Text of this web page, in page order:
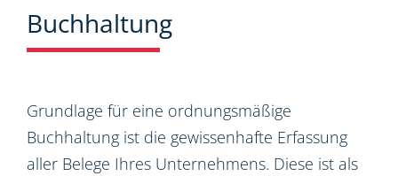
Buchhaltung
Grundlage für eine ordnungsmäßige
Buchhaltung ist die gewissenhafte Erfassung
aller Belege Ihres Unternehmens. Diese ist als